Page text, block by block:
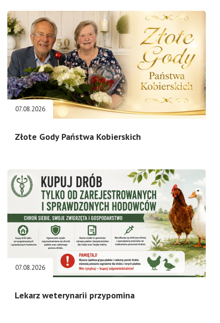
07.08.2026
Złote Gody Państwa Kobierskich
07.08.2026
Lekarz weterynarii przypomina